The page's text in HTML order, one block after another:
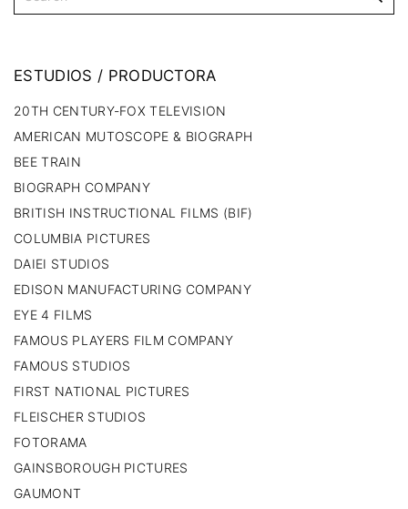
ESTUDIOS / PRODUCTORA
20TH CENTURY-FOX TELEVISION
AMERICAN MUTOSCOPE & BIOGRAPH
BEE TRAIN
BIOGRAPH COMPANY
BRITISH INSTRUCTIONAL FILMS (BIF)
COLUMBIA PICTURES
DAIEI STUDIOS
EDISON MANUFACTURING COMPANY
EYE 4 FILMS
FAMOUS PLAYERS FILM COMPANY
FAMOUS STUDIOS
FIRST NATIONAL PICTURES
FLEISCHER STUDIOS
FOTORAMA
GAINSBOROUGH PICTURES
GAUMONT